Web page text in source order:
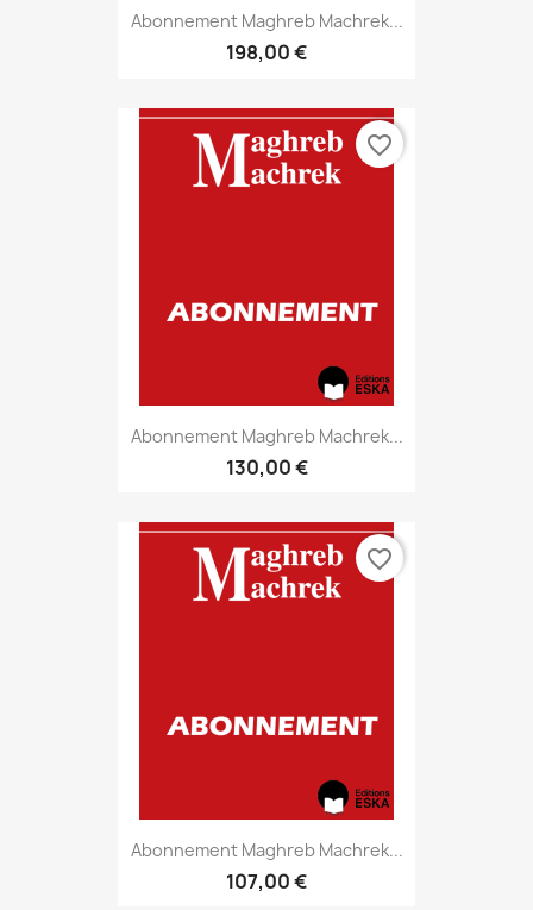
Abonnement Maghreb Machrek...
198,00 €
Abonnement Maghreb Machrek...
130,00 €
favorite_border
Abonnement Maghreb Machrek...
107,00 €
favorite_border